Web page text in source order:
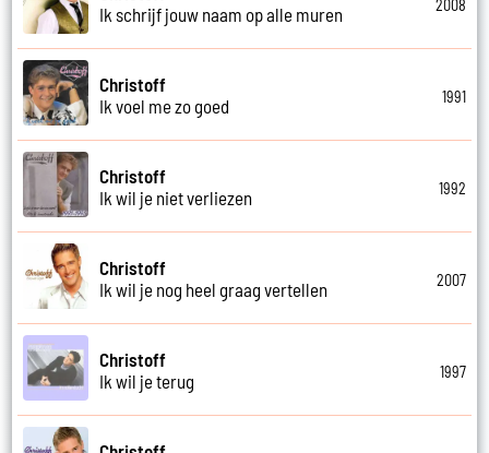
Ik schrijf jouw naam op alle muren
2008
Christoff
Ik voel me zo goed
1991
Christoff
Ik wil je niet verliezen
1992
Christoff
Ik wil je nog heel graag vertellen
2007
Christoff
Ik wil je terug
1997